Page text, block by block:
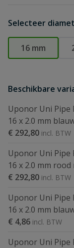
Selecteer
16 mm
Beschikbare
Uponor Uni Pipe
16 x 2.0 mm
€ 292,80
Uponor Uni Pipe
16 x 2.0 mm
€ 292,80
Uponor Uni Pipe
16 x 2.0 mm
€ 4,86
Uponor Uni Pipe